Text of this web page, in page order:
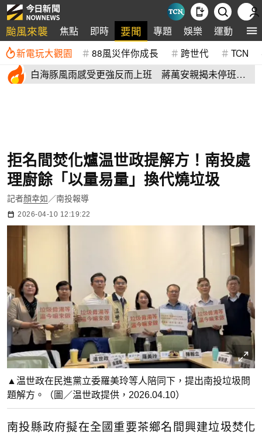
颱風來襲 焦點 即時 要聞 專題 娛樂 運動 全
新電玩大觀園 88風災伴你成長 跨世代 TCN
白海豚風雨感受更強反而上班 蔣萬安親揭未停班課
拒名間焚化爐温世政提解方！南投處
理廚餘「以量易量」換代燒垃圾
記者顏幸如 ／南投報導
2026-04-10 12:19:22
▲温世政在民進黨立委羅美玲等人陪同下，提出南投垃圾問
題解方。（圖／温世政提供，2026.04.10）
南投縣政府擬在全國重要茶鄉名間興建垃圾焚化